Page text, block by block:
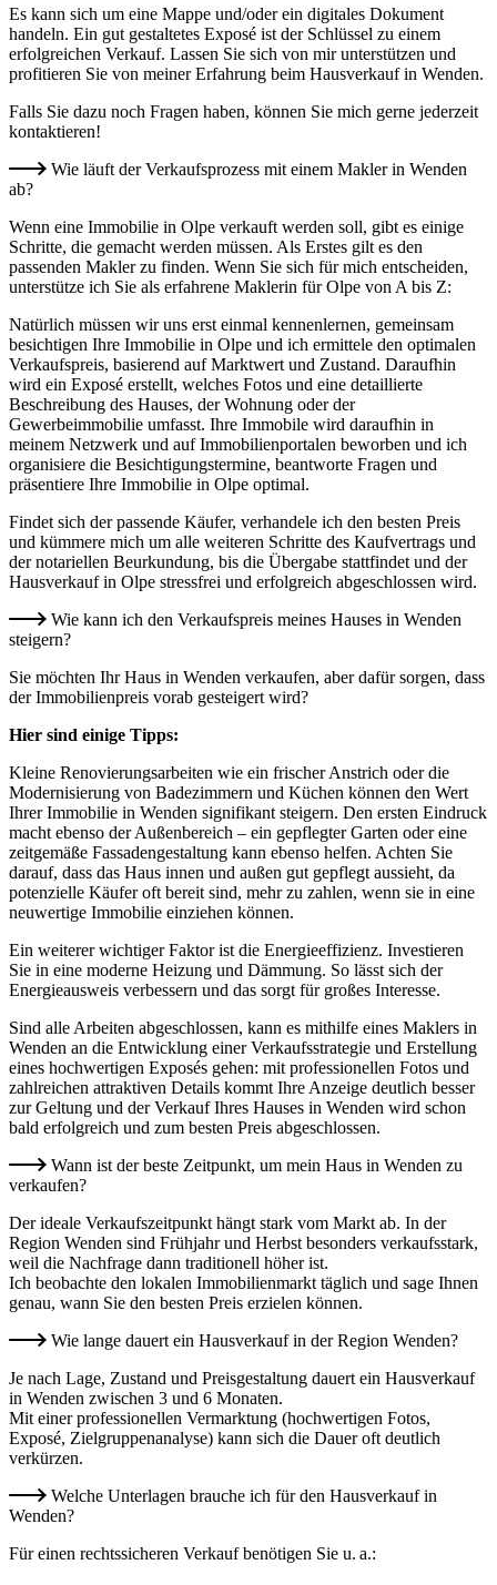
Es kann sich um eine Mappe und/oder ein digitales Dokument
handeln. Ein gut gestaltetes Exposé ist der Schlüssel zu einem
erfolgreichen Verkauf. Lassen Sie sich von mir unterstützen und
profitieren Sie von meiner Erfahrung beim Hausverkauf in Wenden.
Falls Sie dazu noch Fragen haben, können Sie mich gerne jederzeit
kontaktieren!
Wie läuft der Verkaufsprozess mit einem Makler in Wenden
ab?
Wenn eine Immobilie in Olpe verkauft werden soll, gibt es einige
Schritte, die gemacht werden müssen. Als Erstes gilt es den
passenden Makler zu finden. Wenn Sie sich für mich entscheiden,
unterstütze ich Sie als erfahrene Maklerin für Olpe von A bis Z:
Natürlich müssen wir uns erst einmal kennenlernen, gemeinsam
besichtigen Ihre Immobilie in Olpe und ich ermittele den optimalen
Verkaufspreis, basierend auf Marktwert und Zustand. Daraufhin
wird ein Exposé erstellt, welches Fotos und eine detaillierte
Beschreibung des Hauses, der Wohnung oder der
Gewerbeimmobilie umfasst. Ihre Immobile wird daraufhin in
meinem Netzwerk und auf Immobilienportalen beworben und ich
organisiere die Besichtigungstermine, beantworte Fragen und
präsentiere Ihre Immobilie in Olpe optimal.
Findet sich der passende Käufer, verhandele ich den besten Preis
und kümmere mich um alle weiteren Schritte des Kaufvertrags und
der notariellen Beurkundung, bis die Übergabe stattfindet und der
Hausverkauf in Olpe stressfrei und erfolgreich abgeschlossen wird.
Wie kann ich den Verkaufspreis meines Hauses in Wenden
steigern?
Sie möchten Ihr Haus in Wenden verkaufen, aber dafür sorgen, dass
der Immobilienpreis vorab gesteigert wird?
Hier sind einige Tipps:
Kleine Renovierungsarbeiten wie ein frischer Anstrich oder die
Modernisierung von Badezimmern und Küchen können den Wert
Ihrer Immobilie in Wenden signifikant steigern. Den ersten Eindruck
macht ebenso der Außenbereich – ein gepflegter Garten oder eine
zeitgemäße Fassadengestaltung kann ebenso helfen. Achten Sie
darauf, dass das Haus innen und außen gut gepflegt aussieht, da
potenzielle Käufer oft bereit sind, mehr zu zahlen, wenn sie in eine
neuwertige Immobilie einziehen können.
Ein weiterer wichtiger Faktor ist die Energieeffizienz. Investieren
Sie in eine moderne Heizung und Dämmung. So lässt sich der
Energieausweis verbessern und das sorgt für großes Interesse.
Sind alle Arbeiten abgeschlossen, kann es mithilfe eines Maklers in
Wenden an die Entwicklung einer Verkaufsstrategie und Erstellung
eines hochwertigen Exposés gehen: mit professionellen Fotos und
zahlreichen attraktiven Details kommt Ihre Anzeige deutlich besser
zur Geltung und der Verkauf Ihres Hauses in Wenden wird schon
bald erfolgreich und zum besten Preis abgeschlossen.
Wann ist der beste Zeitpunkt, um mein Haus in Wenden zu
verkaufen?
Der ideale Verkaufszeitpunkt hängt stark vom Markt ab. In der
Region Wenden sind Frühjahr und Herbst besonders verkaufsstark,
weil die Nachfrage dann traditionell höher ist.
Ich beobachte den lokalen Immobilienmarkt täglich und sage Ihnen
genau, wann Sie den besten Preis erzielen können.
Wie lange dauert ein Hausverkauf in der Region Wenden?
Je nach Lage, Zustand und Preisgestaltung dauert ein Hausverkauf
in Wenden zwischen 3 und 6 Monaten.
Mit einer professionellen Vermarktung (hochwertigen Fotos,
Exposé, Zielgruppenanalyse) kann sich die Dauer oft deutlich
verkürzen.
Welche Unterlagen brauche ich für den Hausverkauf in
Wenden?
Für einen rechtssicheren Verkauf benötigen Sie u. a.: